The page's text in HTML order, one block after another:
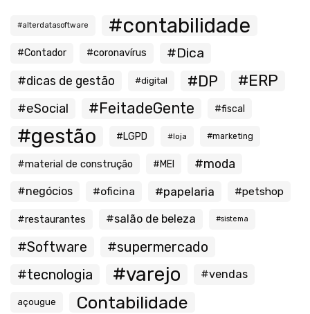
#alterdatasoftware #contabilidade
#Contador #coronavírus #Dica
#dicas de gestão #digital #DP #ERP
#eSocial #FeitadeGente #fiscal
#gestão #LGPD #loja #marketing
#material de construção #MEI #moda
#negócios #oficina #papelaria #petshop
#restaurantes #salão de beleza #sistema
#Software
#supermercado
#tecnologia
#varejo #vendas
açougue Contabilidade